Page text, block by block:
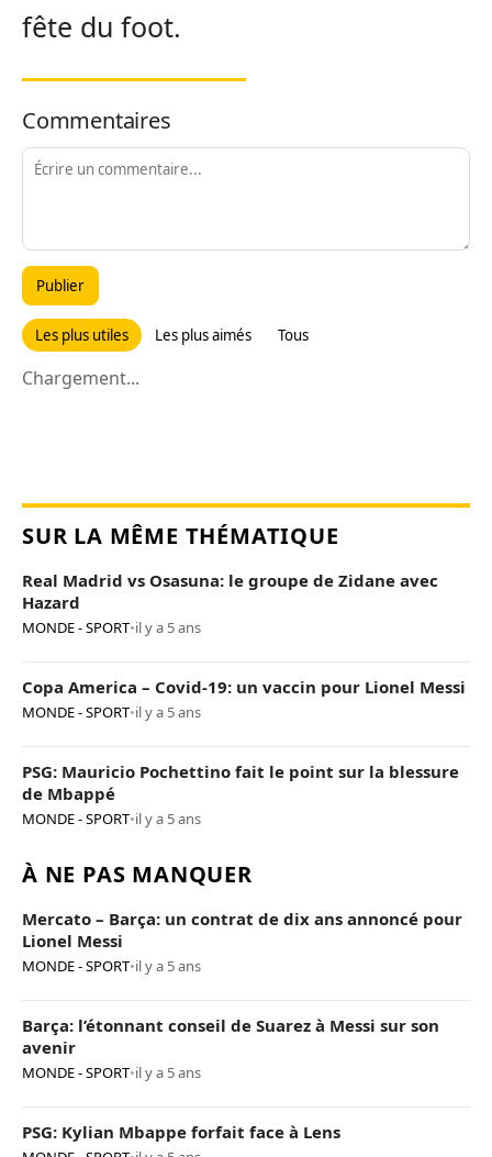
fête du foot.
Commentaires
Publier
Les plus utiles Les plus aimés Tous
Chargement...
SUR LA MÊME THÉMATIQUE
Real Madrid vs Osasuna: le groupe de Zidane avec
Hazard
MONDE - SPORT•il y a 5 ans
Copa America – Covid-19: un vaccin pour Lionel Messi
MONDE - SPORT•il y a 5 ans
PSG: Mauricio Pochettino fait le point sur la blessure
de Mbappé
MONDE - SPORT•il y a 5 ans
À NE PAS MANQUER
Mercato – Barça: un contrat de dix ans annoncé pour
Lionel Messi
MONDE - SPORT•il y a 5 ans
Barça: l’étonnant conseil de Suarez à Messi sur son
avenir
MONDE - SPORT•il y a 5 ans
PSG: Kylian Mbappe forfait face à Lens